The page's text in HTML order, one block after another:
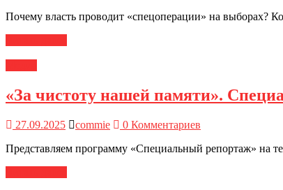
Почему власть проводит «спецоперации» на выборах?
«За чистоту нашей памяти».
27.09.2025 commie
0 Комментариев
Представляем программу «Специальный репортаж» на